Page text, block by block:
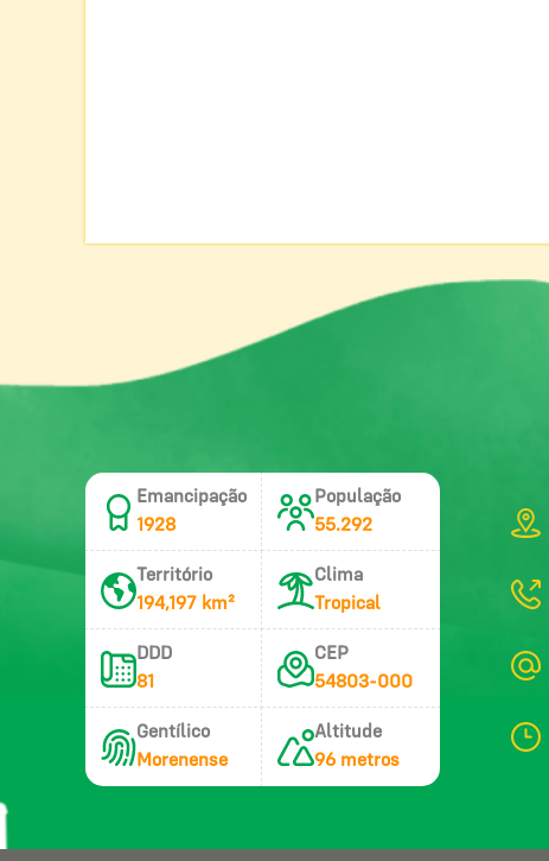
Emancipação
1928
População
55.292
Território
194,197 km²
Clima
Tropical
DDD
81
CEP
54803-000
Gentílico
Morenense
Altitude
96 metros